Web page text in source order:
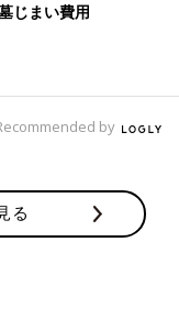
じまい費用
by
る